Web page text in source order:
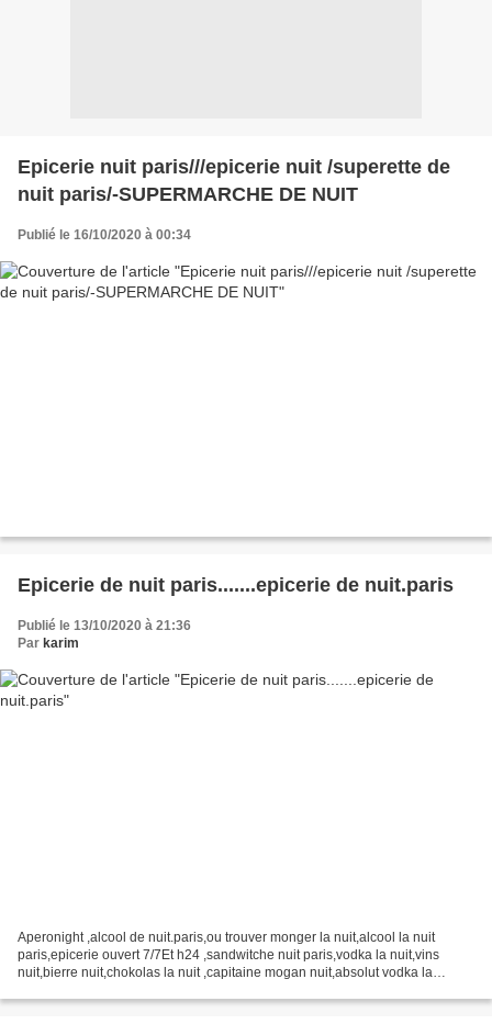
Epicerie nuit paris///epicerie nuit /superette de
nuit paris/-SUPERMARCHE DE NUIT
Publié le 16/10/2020 à 00:34
Epicerie de nuit paris.......epicerie de nuit.paris
Publié le 13/10/2020 à 21:36
Par karim
Aperonight ,alcool de nuit.paris,ou trouver monger la nuit,alcool la nuit
paris,epicerie ouvert 7/7Et h24 ,sandwitche nuit paris,vodka la nuit,vins
nuit,bierre nuit,chokolas la nuit ,capitaine mogan nuit,absolut vodka la